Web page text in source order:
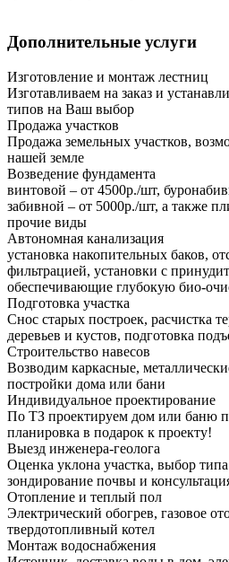
Дополнительные услуги
Изготовление и монтаж лестниц
Изготавливаем на заказ и
типов на Ваш выбор
Продажа участков
Продажа земельных участков,
нашей земле
Возведение фундамента
винтовой – от 4500р./шт,
забивной – от 5000р./шт, а также
прочие виды
Автономная канализация
установка накопительных баков,
фильтрацией, установки с
обеспечивающие глубокую био-
Подготовка участка
Снос старых построек, расчистка
деревьев и кустов, подготовка
Строительство навесов
Возводим каркасные,
постройки дома или бани
Индивидуальное проектирование
По ТЗ проектируем дом или баню
планировка в подарок к проекту!
Выезд инженера-геолога
Оценка уклона участка, выбор
зондирование почвы и
Отопление и теплый пол
Электрический обогрев, газовое
твердотопливный котел
Монтаж водоснабжения